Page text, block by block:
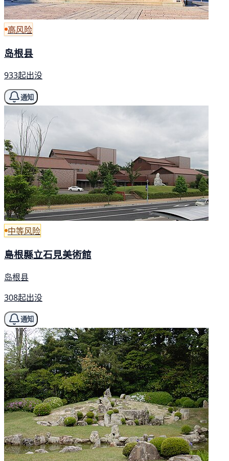
高风险
岛根县
933起出没
通知
中等风险
島根縣立石見美術館
岛根县
308起出没
通知